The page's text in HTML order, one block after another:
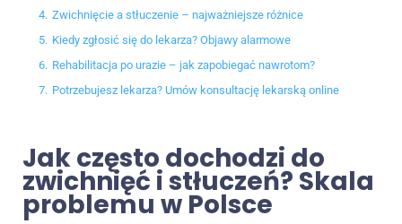
4. Zwichnięcie a stłuczenie – najważniejsze różnice
5. Kiedy zgłosić się do lekarza? Objawy alarmowe
6. Rehabilitacja po urazie – jak zapobiegać nawrotom?
7. Potrzebujesz lekarza? Umów konsultację lekarską online
Jak często dochodzi do
zwichnięć i stłuczeń? Skala
problemu w Polsce